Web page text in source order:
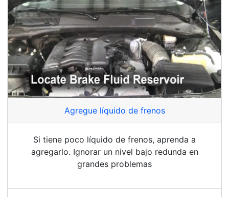
Agregue líquido de frenos
Si tiene poco líquido de frenos, aprenda a
agregarlo. Ignorar un nivel bajo redunda en
grandes problemas